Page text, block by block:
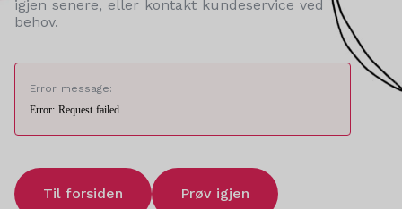
igjen senere, eller kontakt kundeservice ved
behov.
Error message:
Error: Request failed
Til forsiden Prøv igjen